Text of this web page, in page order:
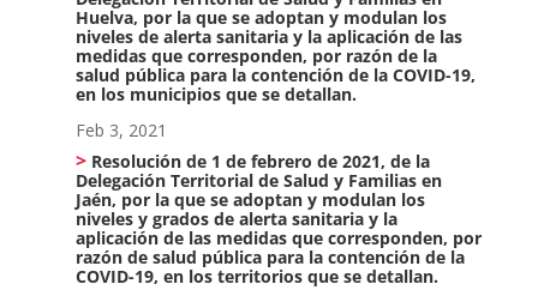
Huelva, por la que se adoptan y modulan los
niveles de alerta sanitaria y la aplicación de las
medidas que corresponden, por razón de la
salud pública para la contención de la COVID-19,
en los municipios que se detallan.
Feb 3, 2021
Resolución de 1 de febrero de 2021, de la
Delegación Territorial de Salud y Familias en
Jaén, por la que se adoptan y modulan los
niveles y grados de alerta sanitaria y la
aplicación de las medidas que corresponden, por
razón de salud pública para la contención de la
COVID-19, en los territorios que se detallan.